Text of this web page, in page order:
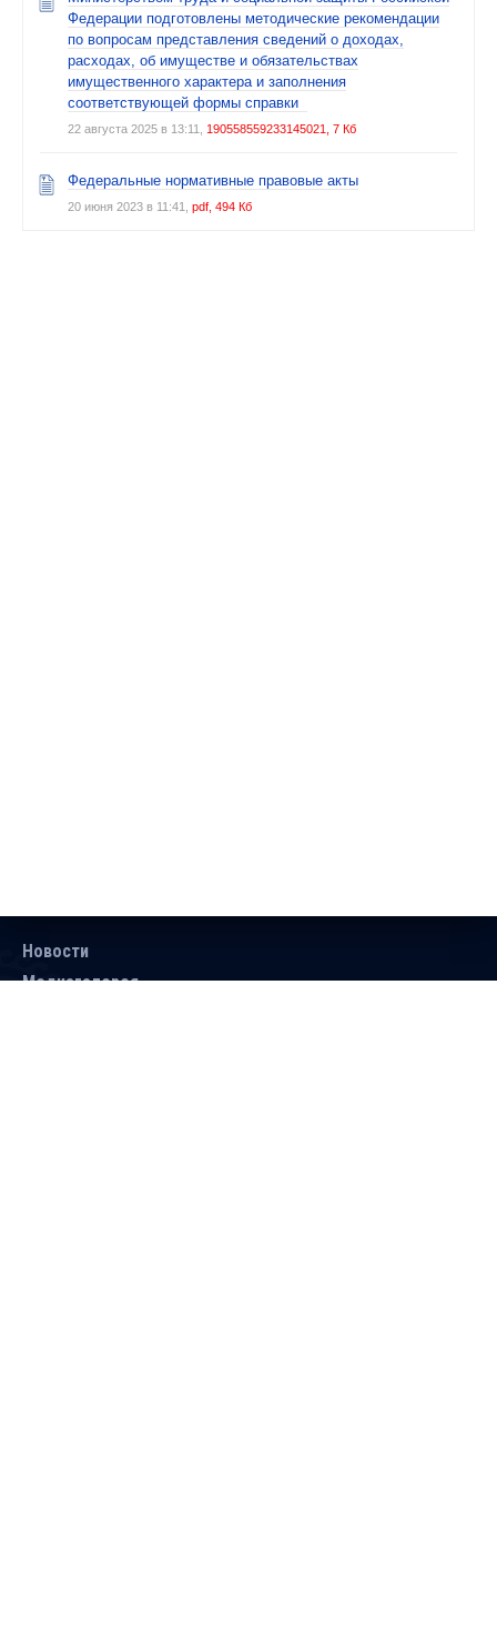
Федерации подготовлены методические рекомендации
по вопросам представления сведений о доходах,
расходах, об имуществе и обязательствах
имущественного характера и заполнения
соответствующей формы справки
22 августа 2025 в 13:11, 190558559233145021, 7 Кб
Федеральные нормативные правовые акты
20 июня 2023 в 11:41, pdf, 494 Кб
Новости
Медиагалерея